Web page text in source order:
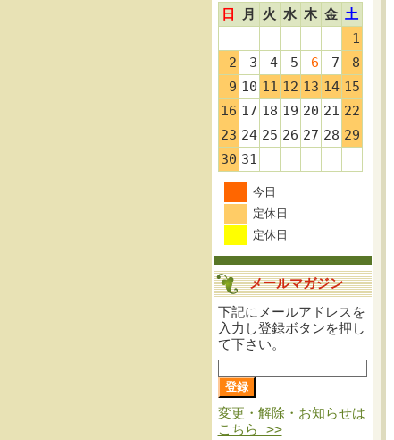
日
月 火 水 木 金 土
1
2
3 4 5 6 7
8
9 10 11 12 13 14 15
16 17 18 19 20 21 22
23 24 25 26 27 28 29
30 31
今日
定休日
定休日
メールマガジン
下記にメールアドレスを
入力し登録ボタンを押し
て下さい。
変更・解除・お知らせは
こちら >>